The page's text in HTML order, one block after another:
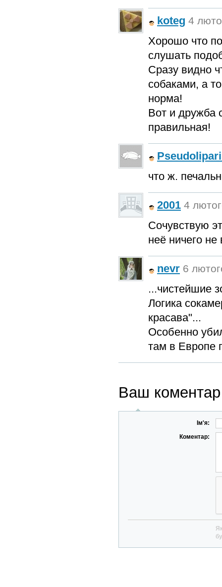
koteg 4
Хорошо что
слушать
Сразу видно
собаками, а
норма!
Вот и дружба
правильная!
что ж.
2001 4
Сочувствую
неё ничего
nevr 6
...чистейшие
Логика
красава"...
Особенно
там в Европе
Ваш коментар
Ім'я:
Коментар: